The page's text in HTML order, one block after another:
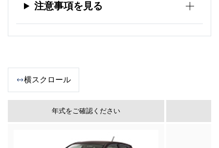
注意事項を見る
横スクロール
年式をご確認ください